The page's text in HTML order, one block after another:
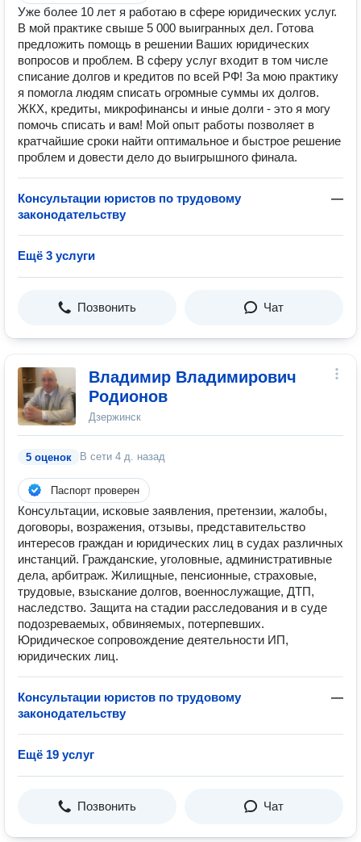
Уже более 10 лет я работаю в сфере юридических услуг.
В мой практике свыше 5 000 выигранных дел. Готова
предложить помощь в решении Ваших юридических
вопросов и проблем. В сферу услуг входит в том числе
списание долгов и кредитов по всей РФ! За мою практику
я помогла людям списать огромные суммы их долгов.
ЖКХ, кредиты, микрофинансы и иные долги - это я могу
помочь списать и вам! Мой опыт работы позволяет в
кратчайшие сроки найти оптимальное и быстрое решение
проблем и довести дело до выигрышного финала.
Консультации юристов по трудовому
законодательству
—
Ещё 3 услуги
Позвонить Чат
Владимир Владимирович
Родионов
Дзержинск
5 оценок В сети 4 д. назад
Паспорт проверен
Консультации, исковые заявления, претензии, жалобы,
договоры, возражения, отзывы, представительство
интересов граждан и юридических лиц в судах различных
инстанций. Гражданские, уголовные, административные
дела, арбитраж. Жилищные, пенсионные, страховые,
трудовые, взыскание долгов, военнослужащие, ДТП,
наследство. Защита на стадии расследования и в суде
подозреваемых, обвиняемых, потерпевших.
Юридическое сопровождение деятельности ИП,
юридических лиц.
Консультации юристов по трудовому
законодательству
—
Ещё 19 услуг
Позвонить Чат